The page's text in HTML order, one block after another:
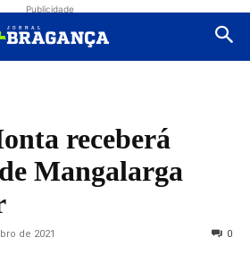
Publicidade
receberá
Mangalarga
de 2021 0